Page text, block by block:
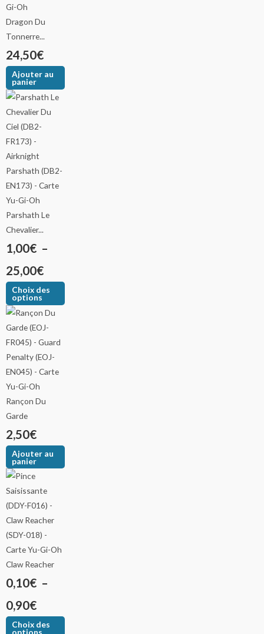
Dragon Du
Tonnerre...
24,50€
Ajouter au
panier
Parshath Le
Chevalier...
1,00€ –
25,00€
Choix des
options
Rançon Du
Garde
2,50€
Ajouter au
panier
Claw Reacher
0,10€ –
0,90€
Choix des